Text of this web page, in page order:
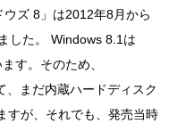
ウズ 8」は2012年8月から
した。 Windows 8.1は
す。そのため、
、まだ内蔵ハードディスク
すが、それでも、発売当時